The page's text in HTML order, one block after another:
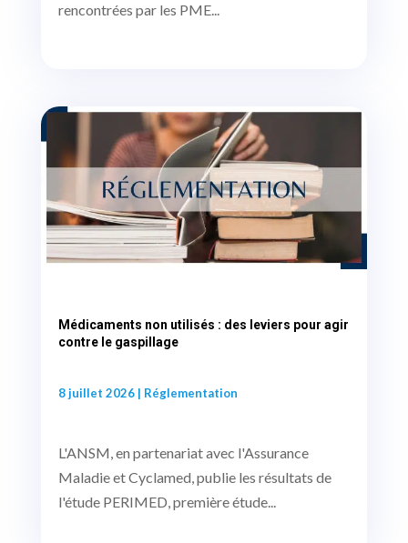
rencontrées par les PME...
Médicaments non utilisés : des leviers pour agir
contre le gaspillage
8 juillet 2026| Réglementation
L'ANSM, en partenariat avec l'Assurance
Maladie et Cyclamed, publie les résultats de
l'étude PERIMED, première étude...